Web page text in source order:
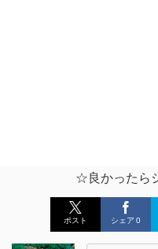
☆良かったら
ポスト シェア 0